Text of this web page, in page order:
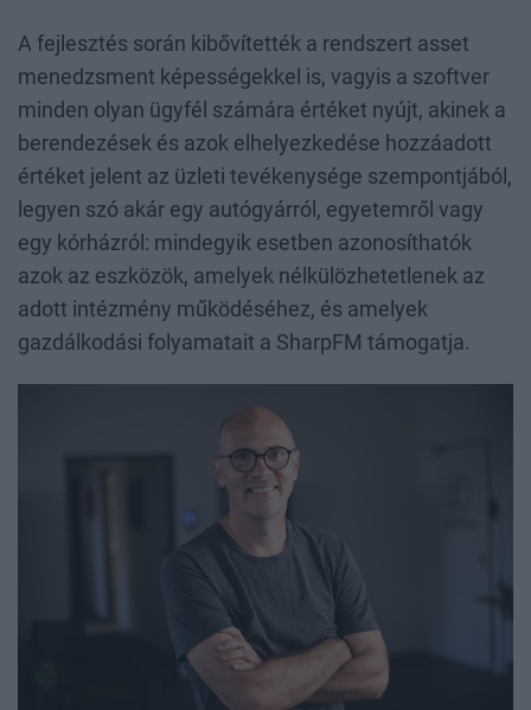
A fejlesztés során kibővítették a rendszert asset
menedzsment képességekkel is, vagyis a szoftver
minden olyan ügyfél számára értéket nyújt, akinek a
berendezések és azok elhelyezkedése hozzáadott
értéket jelent az üzleti tevékenysége szempontjából,
legyen szó akár egy autógyárról, egyetemről vagy
egy kórházról: mindegyik esetben azonosíthatók
azok az eszközök, amelyek nélkülözhetetlenek az
adott intézmény működéséhez, és amelyek
gazdálkodási folyamatait a SharpFM támogatja.